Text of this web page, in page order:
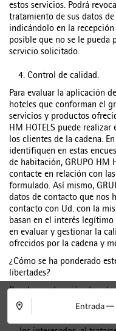
Entrada —
estos servicios. Podrá
tratamiento de sus datos
indicándolo en la
posible que no se le pueda
servicio solicitado.
4. Control de calidad.
Para evaluar la aplicación
hoteles que conforman el
servicios y productos
HM HOTELS puede
los clientes de la cadena.
identifiquen en estas
de habitación, GRUPO HM
contacte en relación con
formulado. Así mismo,
datos de contacto que nos
contacto con Ud. con la
basan en el interés legítimo
en evaluar y gestionar la
ofrecidos por la cadena y
¿Cómo se ha ponderado
libertades?
Para la ponderación de
libertades se ha
El tratamiento es